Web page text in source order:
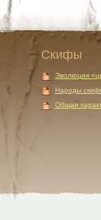
Скифы
Эволюция
Народы
Общая